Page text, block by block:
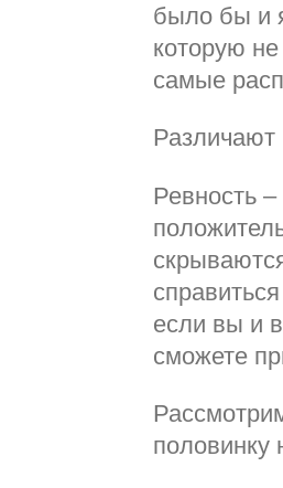
было бы и
которую
самые
Различают
Ревность
если вы и
сможете
половинку